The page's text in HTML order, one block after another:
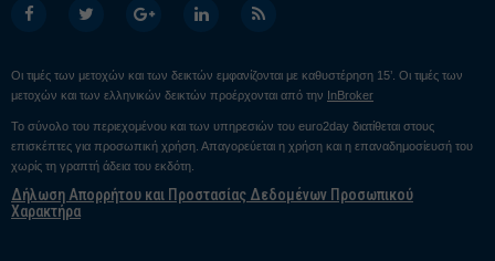
Οι τιμές των μετοχών και των δεικτών εμφανίζονται με καθυστέρηση 15’. Οι τιμές των
μετοχών και των ελληνικών δεικτών προέρχονται από την InBroker
Το σύνολο του περιεχομένου και των υπηρεσιών του euro2day διατίθεται στους
επισκέπτες για προσωπική χρήση. Απαγορεύεται η χρήση και η επαναδημοσίευσή του
χωρίς τη γραπτή άδεια του εκδότη.
Δήλωση Απορρήτου και Προστασίας Δεδομένων Προσωπικού
Χαρακτήρα